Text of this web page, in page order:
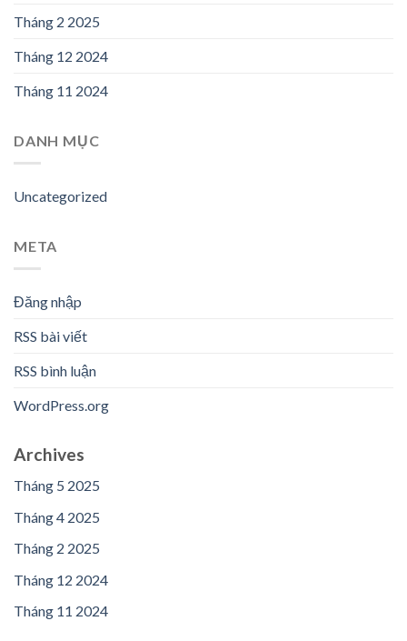
Tháng 2 2025
Tháng 12 2024
Tháng 11 2024
DANH MỤC
Uncategorized
META
Đăng nhập
RSS bài viết
RSS bình luận
WordPress.org
Archives
Tháng 5 2025
Tháng 4 2025
Tháng 2 2025
Tháng 12 2024
Tháng 11 2024